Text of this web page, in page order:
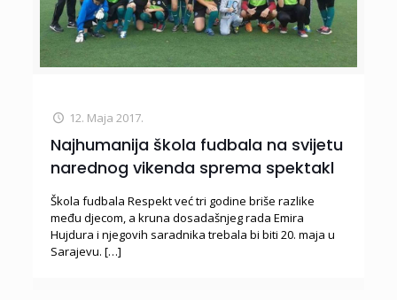
12. Maja 2017.
Najhumanija škola fudbala na svijetu
narednog vikenda sprema spektakl
Škola fudbala Respekt već tri godine briše razlike
među djecom, a kruna dosadašnjeg rada Emira
Hujdura i njegovih saradnika trebala bi biti 20. maja u
Sarajevu. […]